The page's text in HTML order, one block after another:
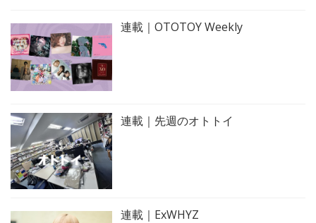
連載｜OTOTOY Weekly
連載｜先週のオトトイ
連載｜ExWHYZ